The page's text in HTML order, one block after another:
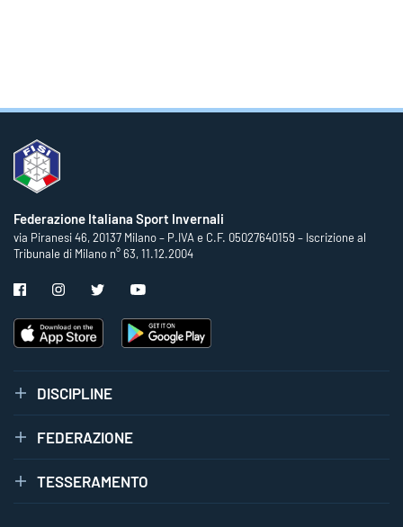
Federazione Italiana Sport Invernali
via Piranesi 46, 20137 Milano – P.IVA e C.F. 05027640159 – Iscrizione al
Tribunale di Milano n° 63, 11.12.2004
DISCIPLINE
FEDERAZIONE
TESSERAMENTO